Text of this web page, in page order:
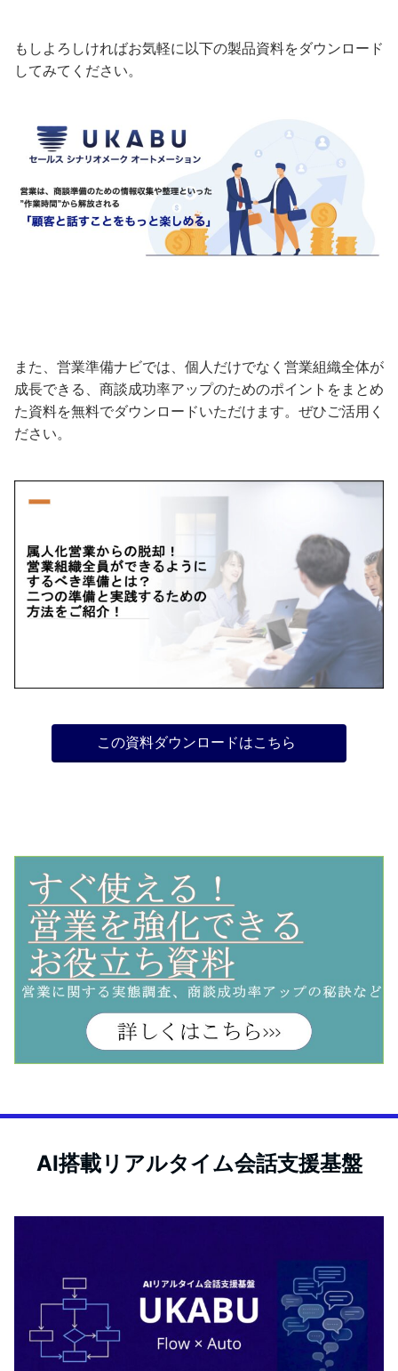
もしよろしければお気軽に以下の製品資料をダウンロード
してみてください。
また、営業準備ナビでは、個人だけでなく営業組織全体が
成長できる、商談成功率アップのためのポイントをまとめ
た資料を無料でダウンロードいただけます。ぜひご活用く
ださい。
この資料ダウンロードはこちら
AI搭載リアルタイム会話支援基盤